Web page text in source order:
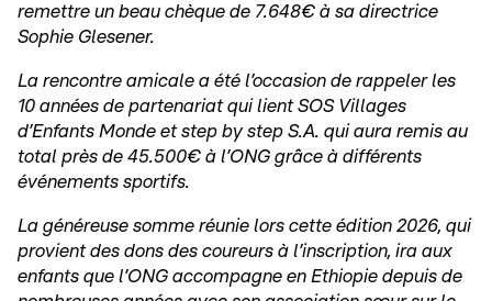
remettre un beau chèque de 7.648€ à sa directrice
Sophie Glesener.
La rencontre amicale a été l’occasion de rappeler les
10 années de partenariat qui lient SOS Villages
d’Enfants Monde et step by step S.A. qui aura remis au
total près de 45.500€ à l’ONG grâce à différents
événements sportifs.
La généreuse somme réunie lors cette édition 2026, qui
provient des dons des coureurs à l’inscription, ira aux
enfants que l’ONG accompagne en Ethiopie depuis de